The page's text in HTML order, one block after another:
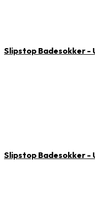
Slipstop Badesokker -
Slipstop Badesokker -